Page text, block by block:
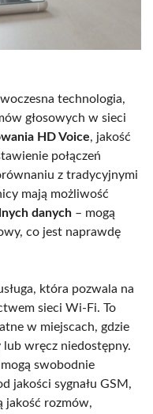
technologia,
głosowych w sieci
HD Voice, jakość
połączeń
z tradycyjnymi
mają możliwość
danych – mogą
co jest naprawdę
która pozwala na
sieci Wi-Fi. To
w miejscach, gdzie
lub wręcz niedostępny.
swobodnie
jakości sygnału GSM,
jakość rozmów,